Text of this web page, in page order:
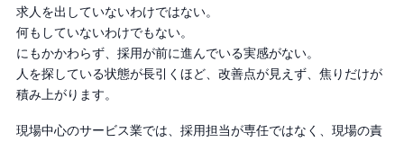
求人を出していないわけではない。
何もしていないわけでもない。
にもかかわらず、採用が前に進んでいる実感がない。
人を探している状態が長引くほど、改善点が見えず、焦りだけが
積み上がります。
現場中心のサービス業では、採用担当が専任ではなく、現場の責